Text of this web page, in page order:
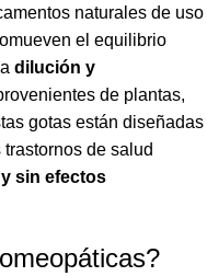
naturales de uso
el equilibrio
dilución y
de plantas,
gotas están diseñadas
de salud
sin efectos